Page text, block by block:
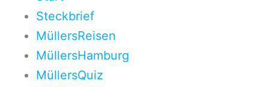
Steckbrief
MüllersReisen
MüllersHamburg
MüllersQuiz